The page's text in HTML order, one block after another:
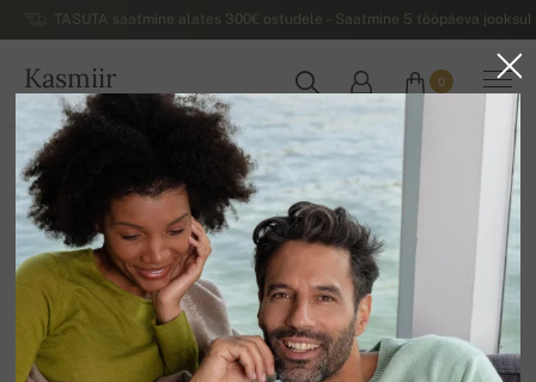
TASUTA saatmine alates 300€ ostudele – Saatmine 5 tööpäeva
Kasmiir
EESTI
0
Koju